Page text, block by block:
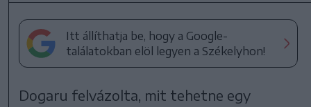
Itt állíthatja be, hogy a Google-
találatokban elöl legyen a Székelyhon!
Dogaru felvázolta, mit tehetne egy